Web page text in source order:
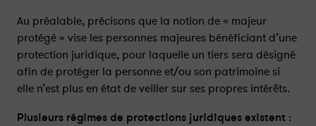
r
s
q
u
l
a
r
s
q
u
l
a
Au préalable, précisons que la notion de « majeur
protégé » vise les personnes majeures bénéficiant d’une
protection juridique, pour laquelle un tiers sera désigné
afin de protéger la personne et/ou son patrimoine si
elle n’est plus en état de veiller sur ses propres intérêts.
Plusieurs régimes de protections juridiques existent :